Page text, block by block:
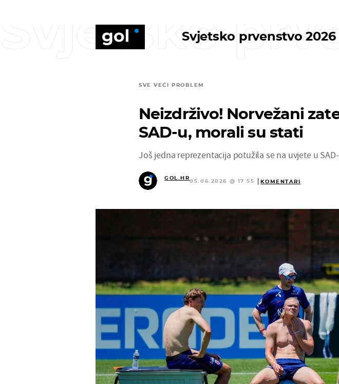
Svjetsko prvenstvo 2026
Svjetsko
SVE VEĆI PROBLEM
Neizdrživo! Norvežani
SAD-u, morali su stati
Još jedna reprezentacija potužila se na uvjete u
GOL.HR
05.06.2026 @ 17:55 KOMENTARI